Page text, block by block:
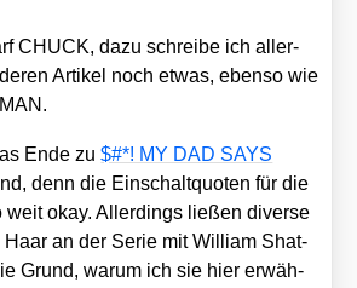
CHUCK, dazu schrei­be ich aller­
Arti­kel noch etwas, eben­so wie
Ende zu$#*! MY DAD SAYS
denn die Ein­schalt­quo­ten für die
weit okay. Aller­dings lie­ßen diver­se
Haar an der Serie mit Wil­liam Shat­
Grund, war­um ich sie hier erwäh­